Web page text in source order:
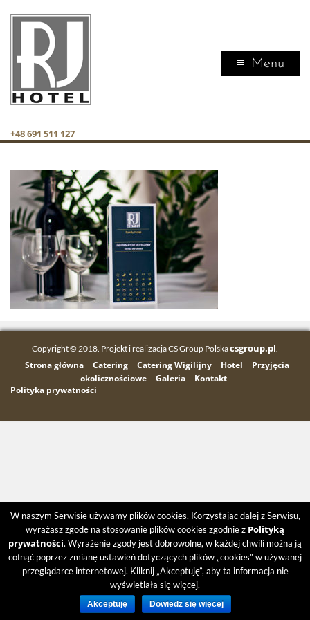
+48 691 511 127
Menu
Copyright © 2018. Projekt i realizacja CS Group Polskacsgroup.pl.
Strona główna Catering Catering Wigilijny Hotel
Przyjęcia
okolicznościowe
Galeria
Kontakt
Polityka prywatności
W naszym Serwisie używamy plików cookies. Korzystając dalej z Serwisu,
wyrażasz zgodę na stosowanie plików cookies zgodnie z Polityką
prywatności. Wyrażenie zgody jest dobrowolne, w każdej chwili można ją
cofnąć poprzez zmianę ustawień dotyczących plików „cookies” w używanej
przeglądarce internetowej. Kliknij „Akceptuję”, aby ta informacja nie
wyświetlała się więcej.
Akceptuję Dowiedz się więcej